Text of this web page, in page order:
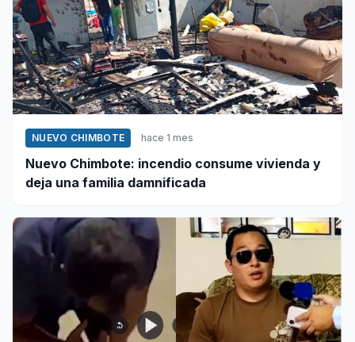
NUEVO CHIMBOTE hace 1 mes
Nuevo Chimbote: incendio consume vivienda y
deja una familia damnificada